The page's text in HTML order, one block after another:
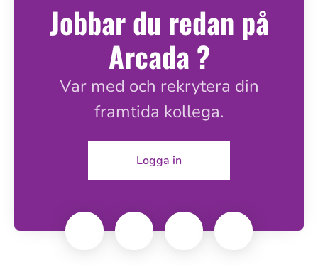
Jobbar du redan på
Arcada ?
Var med och rekrytera din
framtida kollega.
Logga in